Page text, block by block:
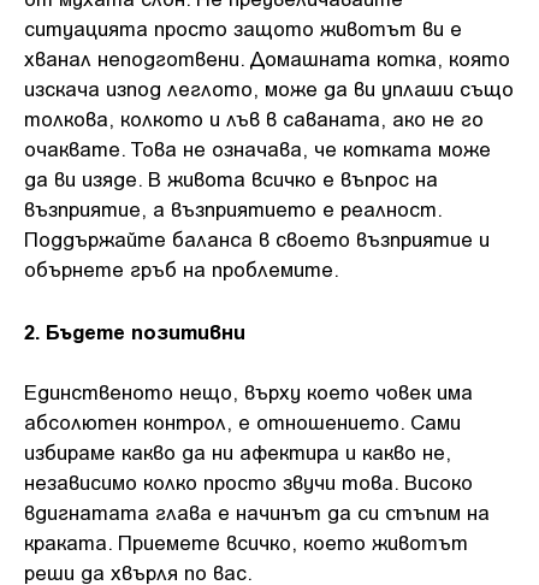
ситуацията просто защото животът ви е
хванал неподготвени. Домашната котка, която
изскача изпод леглото, може да ви уплаши също
толкова, колкото и лъв в саваната, ако не го
очаквате. Това не означава, че котката може
да ви изяде. В живота всичко е въпрос на
възприятие, а възприятието е реалност.
Поддържайте баланса в своето възприятие и
обърнете гръб на проблемите.
2. Бъдете позитивни
Единственото нещо, върху което човек има
абсолютен контрол, е отношението. Сами
избираме какво да ни афектира и какво не,
независимо колко просто звучи това. Високо
вдигнатата глава е начинът да си стъпим на
краката. Приемете всичко, което животът
реши да хвърля по вас.